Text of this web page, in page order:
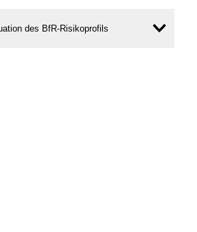
des BfR-Risikoprofils